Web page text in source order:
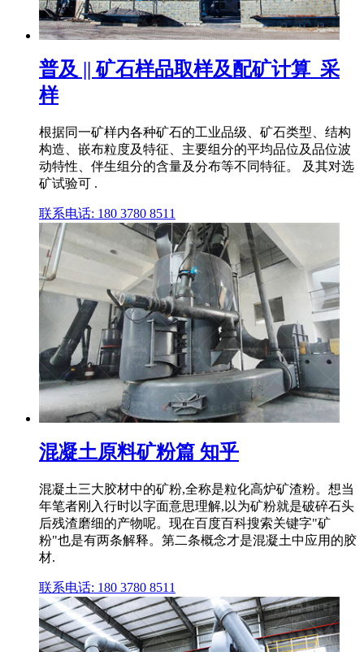
普及 || 矿石样品取样及配矿计算_采
样
根据同一矿样内各种矿石的工业品级、矿石类型、结构
构造、嵌布粒度及特征、主要组分的平均品位及品位波
动特性、伴生组分的含量及分布等不同特征。 及其对选
矿试验可 .
联系电话: 180 3780 8511
混凝土原料矿粉篇 知乎
混凝土三大胶材中的矿粉,全称是粒化高炉矿渣粉。想当
年笔者刚入行时以字面意思理解,以为矿粉就是破碎石头
后残渣磨细的产物呢。现在百度百科搜索关键字"矿
粉"也是有两条解释。第二条概念才是混凝土中应用的胶
材.
联系电话: 180 3780 8511